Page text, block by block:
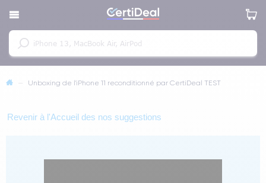
— Unboxing de l'iPhone 11 reconditionné par CertiDeal TEST
Revenir à l'Accueil des nos suggestions